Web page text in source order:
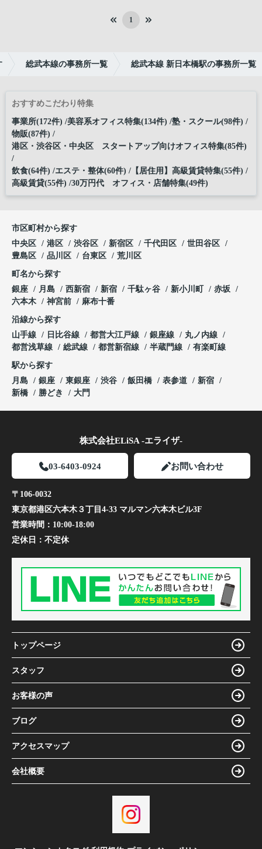
1
総武本線の事務所一覧 総武本線 新日本橋駅の事務所一覧
おすすめこだわり特集
事業所(172件) 美容系オフィス特集(134件) 塾・スクール(98件)
物販(87件)
港区・渋谷区・中央区 スタートアップ向けオフィス特集(85件)
飲食(64件) エステ・整体(60件) 【居住用】高級賃貸特集(55件)
高級賃貸(55件) 30万円代 オフィス・店舗特集(49件)
市区町村から探す
中央区
港区 渋谷区 新宿区 千代田区
世田谷区
豊島区
品川区 台東区 荒川区
町名から探す
銀座
月島 西新宿 新宿 千駄ヶ谷 新小川町
赤坂
六本木
神宮前 麻布十番
沿線から探す
山手線
日比谷線 都営大江戸線 銀座線
丸ノ内線
都営浅草線
総武線 都営新宿線 半蔵門線 有楽町線
駅から探す
月島
銀座 東銀座 渋谷 飯田橋 表参道
新宿
新橋
勝どき 大門
株式会社ELiSA -エライザ-
03-6403-0924 お問い合わせ
〒106-0032
東京都港区六本木３丁目4-33 マルマン六本木ビル3F
営業時間： 10:00-18:00
定休日： 不定休
トップページ
スタッフ
お客様の声
ブログ
アクセスマップ
会社概要